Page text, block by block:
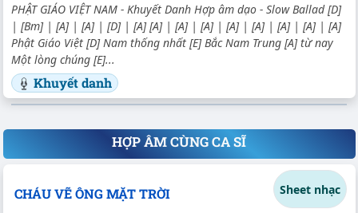
PHẬT GIÁO VIỆT NAM - Khuyết Danh Hợp âm dạo - Slow Ballad [D]
| [Bm] | [A] | [A] | [D] | [A] [A] | [A] | [A] | [A] | [A] | [A] | [A] | [A]
Phật Giáo Việt [D] Nam thống nhất [E] Bắc Nam Trung [A] từ nay
Một lòng chúng [E]...
Khuyết danh
HỢP ÂM CÙNG CA SĨ
CHÁU VẼ ÔNG MẶT TRỜI Sheet nhạc